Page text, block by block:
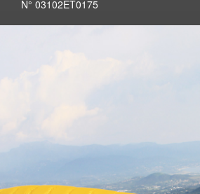
N° 03102ET0175